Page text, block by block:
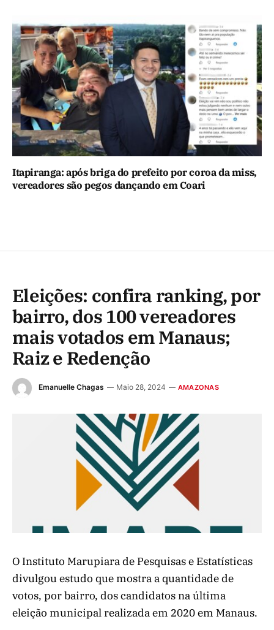
Itapiranga: após briga do prefeito por coroa da miss,
vereadores são pegos dançando em Coari
Eleições: confira ranking, por
bairro, dos 100 vereadores
mais votados em Manaus;
Raiz e Redenção
Emanuelle Chagas Maio 28, 2024 AMAZONAS
O Instituto Marupiara de Pesquisas e Estatísticas
divulgou estudo que mostra a quantidade de
votos, por bairro, dos candidatos na última
eleição municipal realizada em 2020 em Manaus.